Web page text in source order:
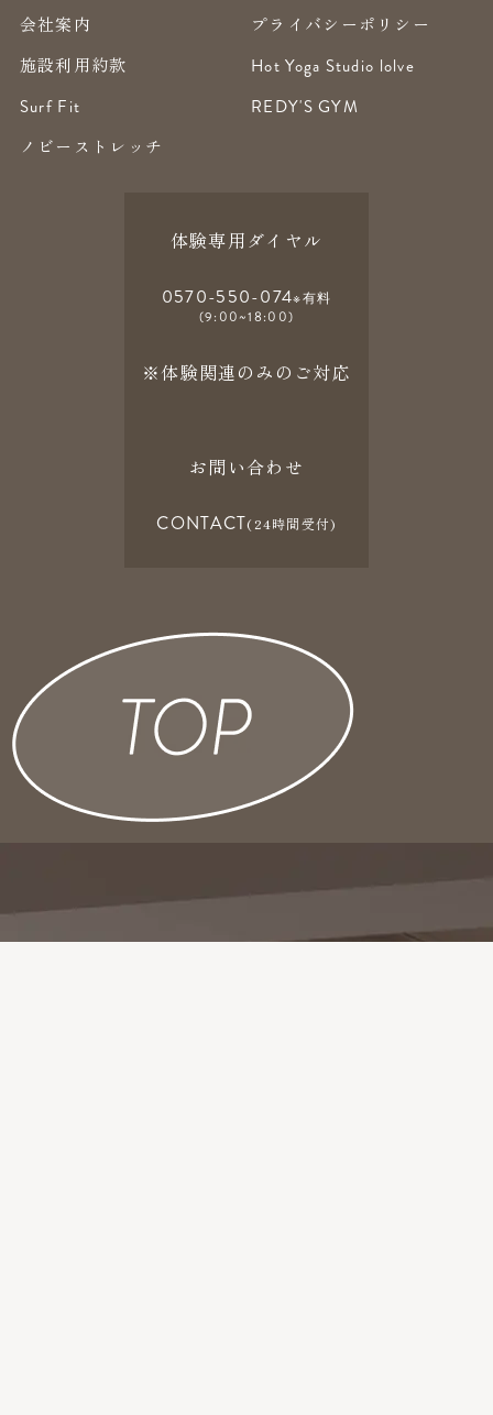
会社案内
プライバシーポリシー
施設利用約款
Hot Yoga Studio lolve
Surf Fit
REDY'S GYM
ノビーストレッチ
体験専用ダイヤル
0570-550-074※有料
(9:00~18:00)
※体験関連のみのご対応
お問い合わせ
CONTACT(24時間受付)